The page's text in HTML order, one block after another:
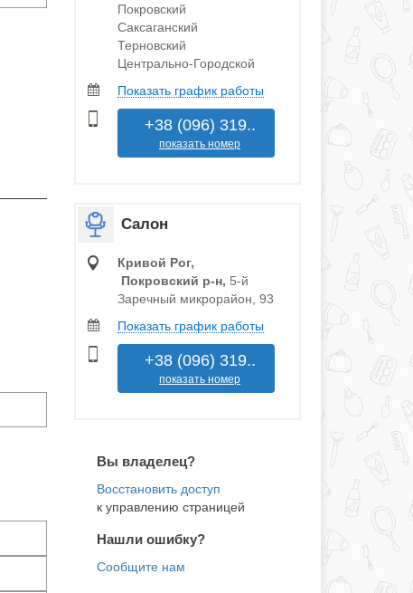
Покровский
Саксаганский
Терновский
Центрально-Городской
Показать график работы
+38 (096) 319..
показать номер
Салон
Кривой Рог,
Покровский р‑н, 5-й
Заречный микрорайон, 93
Показать график работы
+38 (096) 319..
показать номер
Вы владелец?
к управлению страницей
Нашли ошибку?